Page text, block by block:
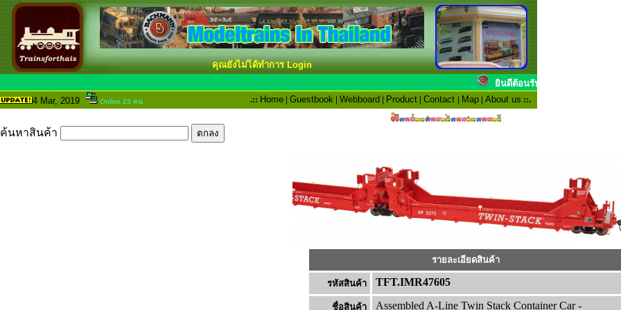
คุณยังไม่ได้ทำการ Login
ยินดีต้อนรับสมาชิก
4 Mar, 2019 Online 23 คน .:: Home | Guestbook | Webboard | Product | Contact | Map | About us ::.
ค้นหาสินค้า
รายละเอียดสินค้า
รหัสสินค้า TFT.IMR47605
ชื่อสินค้า
Assembled A-Line Twin Stack Container Car -